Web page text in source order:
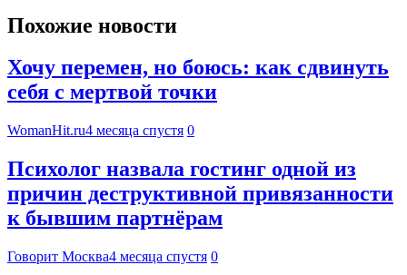
Похожие новости
Хочу перемен, но боюсь: как сдвинуть
себя с мертвой точки
WomanHit.ru4 месяца спустя 0
Психолог назвала гостинг одной из
причин деструктивной привязанности
к бывшим партнёрам
Говорит Москва4 месяца спустя 0